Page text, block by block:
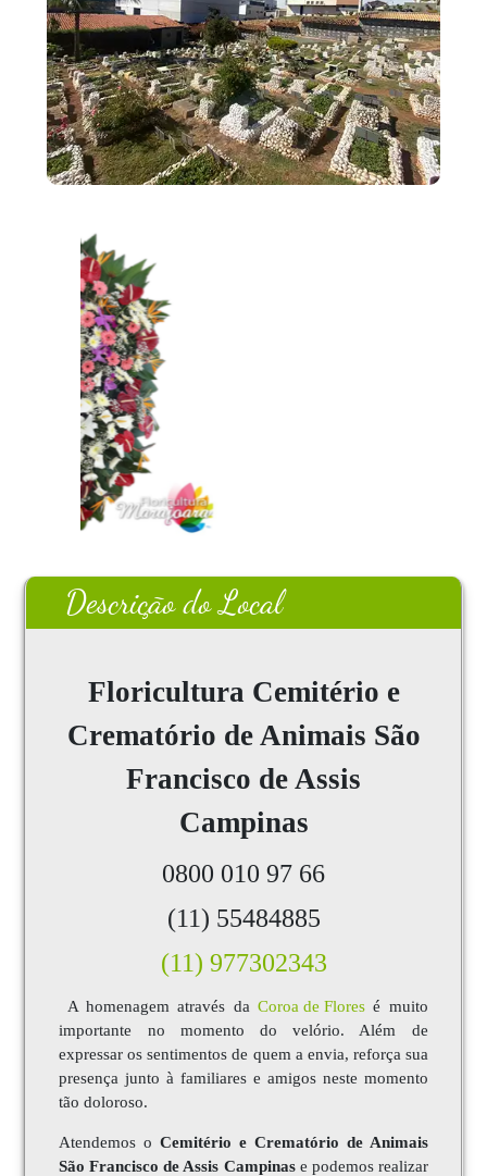
Descrição do Local
Floricultura Cemitério e
Crematório de Animais São
Francisco de Assis
Campinas
0800 010 97 66
(11) 55484885
(11) 977302343
A homenagem através da Coroa de Floresé muito
importante no momento do velório. Além de
expressar os sentimentos de quem a envia, reforça sua
presença junto à familiares e amigos neste momento
tão doloroso.
Atendemos oCemitério e Crematório de Animais
São Francisco de Assis Campinase podemos realizar